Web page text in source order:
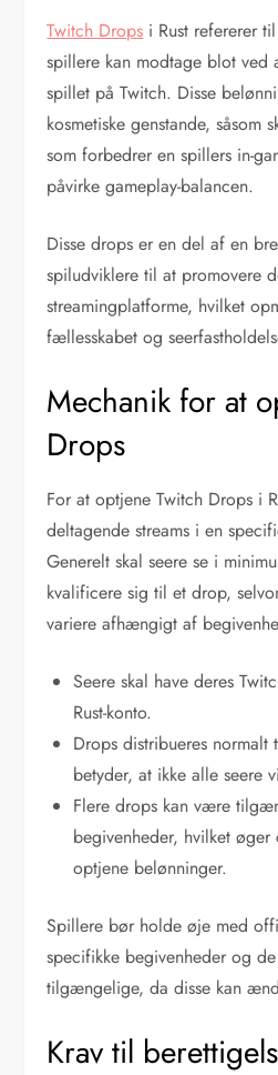
Twitch Drops i Rust refererer
spillere kan modtage blot ved
spillet på Twitch. Disse
kosmetiske genstande, såsom
som forbedrer en spillers in-
påvirke gameplay-balancen.
Disse drops er en del af en
spiludviklere til at promovere
streamingplatforme, hvilket
fællesskabet og
Mechanik for at
Drops
For at optjene Twitch Drops i
deltagende streams i en
Generelt skal seere se i
kvalificere sig til et drop,
variere afhængigt af
Seere skal have deres
Rust-konto.
Drops distribueres
betyder, at ikke alle seere
Flere drops kan være
begivenheder, hvilket
optjene belønninger.
Spillere bør holde øje med
specifikke begivenheder og
tilgængelige, da disse kan
Krav til